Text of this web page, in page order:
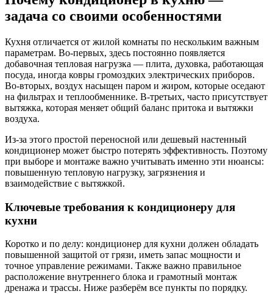
задача со своими особенностями
Кухня отличается от жилой комнаты по нескольким важным
параметрам. Во-первых, здесь постоянно появляется
добавочная тепловая нагрузка — плита, духовка, работающая
посуда, иногда ковры громоздких электрических приборов.
Во-вторых, воздух насыщен паром и жиром, которые оседают
на фильтрах и теплообменнике. В-третьих, часто присутствует
вытяжка, которая меняет общий баланс притока и вытяжки
воздуха.
Из-за этого простой переносной или дешевый настенный
кондиционер может быстро потерять эффективность. Поэтому
при выборе и монтаже важно учитывать именно эти нюансы:
повышенную тепловую нагрузку, загрязнения и
взаимодействие с вытяжкой.
Ключевые требования к кондиционеру для
кухни
Коротко и по делу: кондиционер для кухни должен обладать
повышенной защитой от грязи, иметь запас мощности и
точное управление режимами. Также важно правильное
расположение внутреннего блока и грамотный монтаж
дренажа и трассы. Ниже разберём все пункты по порядку.